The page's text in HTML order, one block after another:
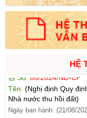
HỆ
Số:31/2024/QH15
Tên:(Luật Đất đai)
Ngày ban hành: (21/08/
(Nghị định Quy
Ngày ban hành: (21/08/
Số:102/2024/NĐ-CP